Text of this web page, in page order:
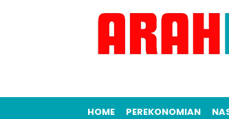
HOME PEREKONOMIAN